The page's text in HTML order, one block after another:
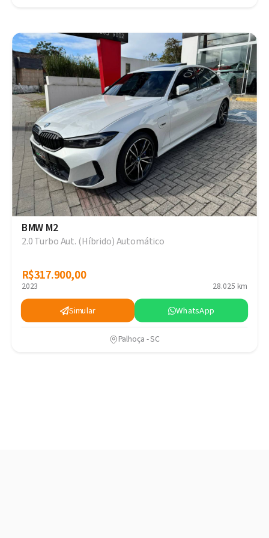
BMW M2
2.0 Turbo Aut. (Híbrido) Automático
R$317.900,00
R$317.900,00
2023 28.025 km
Simular WhatsApp
Palhoça - SC